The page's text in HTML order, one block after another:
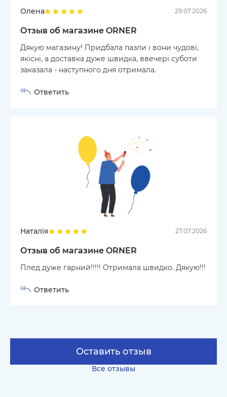
Олена 29.07.2026
Отзыв об магазине ORNER
Дякую магазину! Придбала пазли і вони чудові,
якісні, а доставка дуже швидка, ввечері суботи
заказала - наступного дня отримала.
Ответить
Наталія 27.07.2026
Отзыв об магазине ORNER
Плед дуже гарний!!!!! Отримала швидко. Дякую!!!
Ответить
Все отзывы
Оставить отзыв